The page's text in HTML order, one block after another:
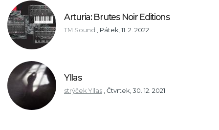
Arturia: Brutes Noir Editions
TM Sound , Pátek, 11. 2. 2022
Yllas
strýček Yllas , Čtvrtek, 30. 12. 2021